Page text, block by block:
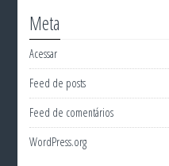
Meta
Acessar
Feed de posts
Feed de comentários
WordPress.org